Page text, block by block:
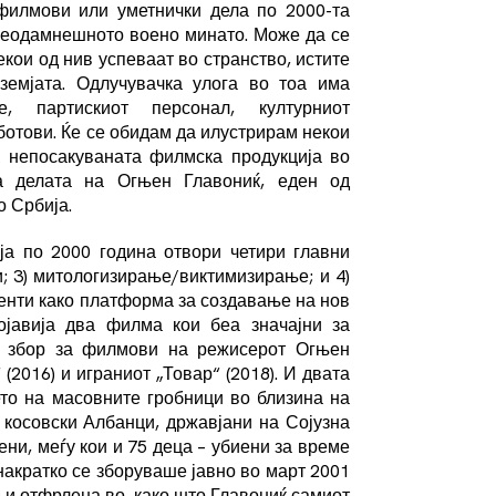
или уметнички дела по 2000-та
воено минато. Може да се
од нив успеваат во странство, истите
Одлучувачка улога во тоа има
партискиот персонал, културниот
Ќе се обидам да илустрирам некои
филмска продукција во
на Огњен Главониќ, еден од
Србија.
по 2000 година отвори четири главни
3) митологизирање/виктимизирање; и 4)
како платформа за создавање на нов
два филма кои беа значајни за
збор за филмови на режисерот Огњен
и играниот „Товар“ (2018). И двата
на масовните гробници во близина на
Албанци, државјани на Сојузна
меѓу кои и 75 деца – убиени за време
се зборуваше јавно во март 2001